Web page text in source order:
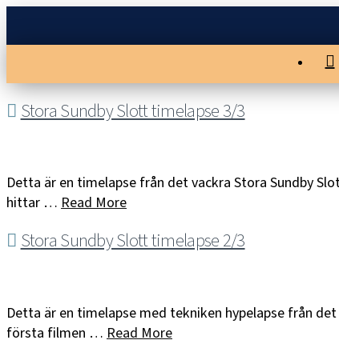
Stora Sundby Slott timelapse 3/3
Detta är en timelapse från det vackra Stora Sundby
hittar … Read More
Stora Sundby Slott timelapse 2/3
Detta är en timelapse med tekniken hypelapse från
första filmen … Read More